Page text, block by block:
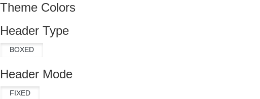
Theme Colors
Header Type
Header Mode